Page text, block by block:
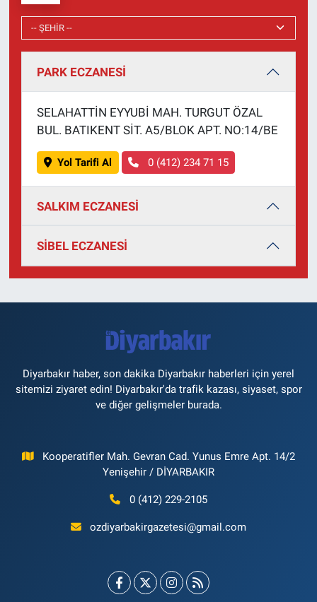
PARK ECZANESİ
SELAHATTİN EYYUBİ MAH. TURGUT ÖZAL
BUL. BATIKENT SİT. A5/BLOK APT. NO:14/BE
Yol Tarifi Al 0 (412) 234 71 15
SALKIM ECZANESİ
SİBEL ECZANESİ
Diyarbakır haber, son dakika Diyarbakır haberleri için yerel
sitemizi ziyaret edin! Diyarbakır'da trafik kazası, siyaset, spor
ve diğer gelişmeler burada.
Kooperatifler Mah. Gevran Cad. Yunus Emre Apt. 14/2
Yenişehir / DİYARBAKIR
0 (412) 229-2105
ozdiyarbakirgazetesi@gmail.com